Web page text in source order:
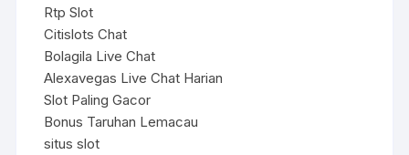
Rtp Slot
Citislots Chat
Bolagila Live Chat
Alexavegas Live Chat Harian
Slot Paling Gacor
Bonus Taruhan Lemacau
situs slot